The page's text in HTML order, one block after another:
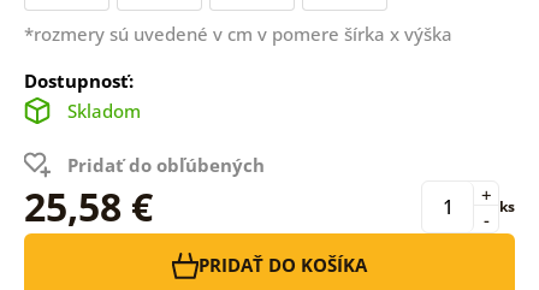
*rozmery sú uvedené v cm v pomere šírka x výška
Dostupnosť:
Skladom
Pridať do obľúbených
25,58 € -
+ ks
PRIDAŤ DO KOŠÍKA